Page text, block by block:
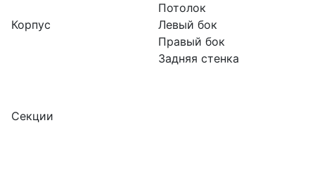
Корпус
Секции
Потолок
Левый бок
Правый бок
Задняя стенка